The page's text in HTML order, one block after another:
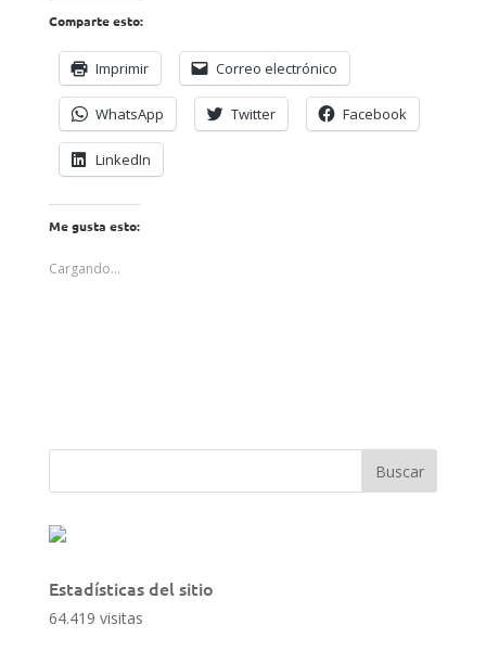
Comparte esto:
Imprimir Correo electrónico
WhatsApp Twitter Facebook
LinkedIn
Me gusta esto:
Cargando...
Estadísticas del sitio
64.419 visitas